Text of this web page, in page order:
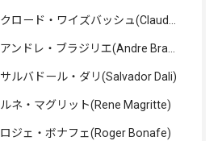
クロード・ワイズバッシュ(Claude Weisbuch)
アンドレ・ブラジリエ(Andre Brasilier)
サルバドール・ダリ(Salvador Dali)
ルネ・マグリット(Rene Magritte)
ロジェ・ボナフェ(Roger Bonafe)